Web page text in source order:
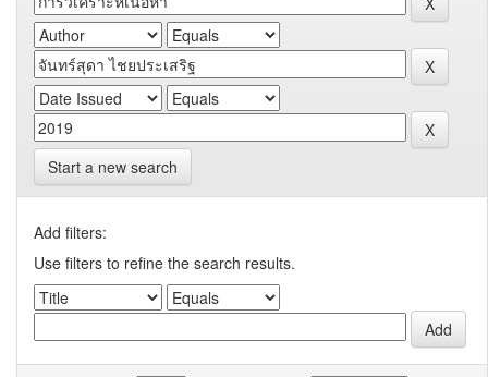
Start a new search
Add filters:
Use filters to refine the search results.